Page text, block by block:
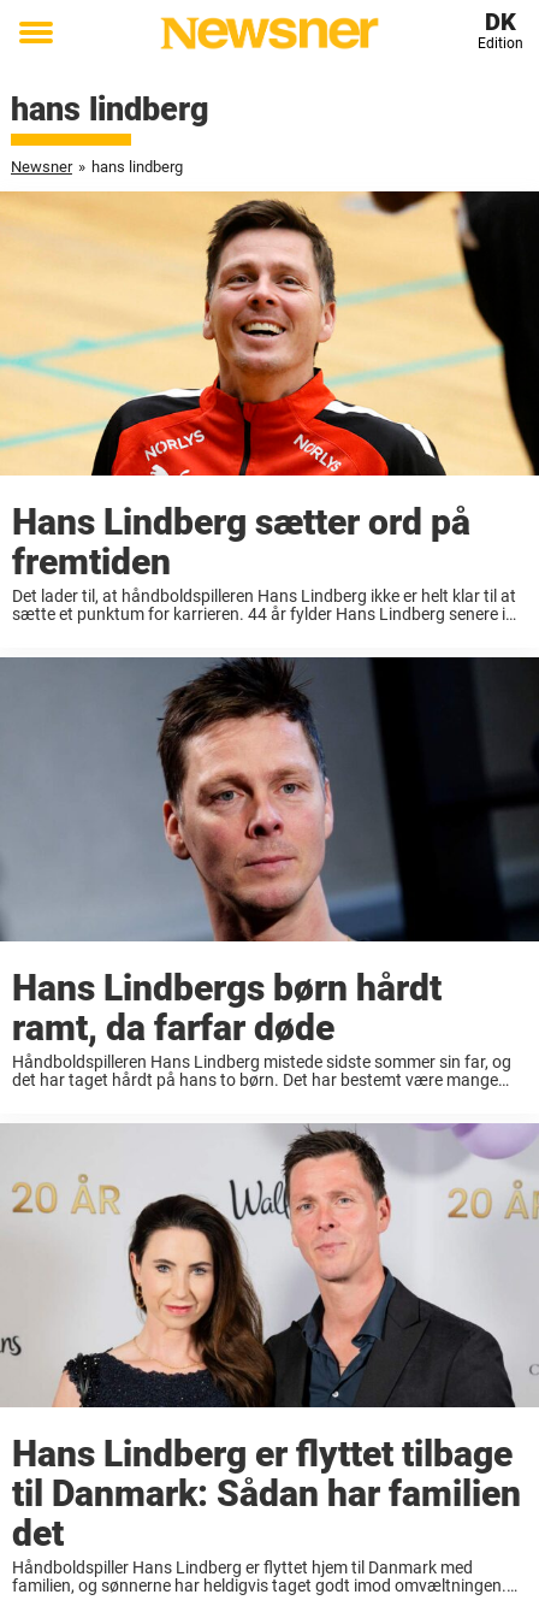
Toggle
DK
Edition
hans lindberg
Newsner » hans lindberg
Hans Lindberg sætter ord på
fremtiden
Det lader til, at håndboldspilleren Hans Lindberg ikke er helt klar til at
sætte et punktum for karrieren. 44 år fylder Hans Lindberg senere i
Hans Lindbergs børn hårdt
ramt, da farfar døde
Håndboldspilleren Hans Lindberg mistede sidste sommer sin far, og
det har taget hårdt på hans to børn. Det har bestemt være mange
Hans Lindberg er flyttet tilbage
til Danmark: Sådan har familien
det
Håndboldspiller Hans Lindberg er flyttet hjem til Danmark med
familien, og sønnerne har heldigvis taget godt imod omvæltningen.